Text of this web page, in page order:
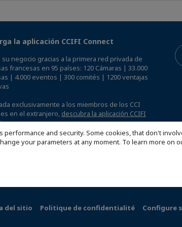
and security. Some cookies, that don't
your parameters at any moment. To learn more on
la aplicación CCIFI Connect
su negocio gracias a la primera red privada de
francesas en 95 países: 120 Cámaras | 33.000
| 4.000 eventos | 300 comités | 1200 ventajas
exclusivamente a los miembros de los CCI
en el extranjero, descubra la aplicación CCIFI
.
del sitio Politique de confidentialité Configure